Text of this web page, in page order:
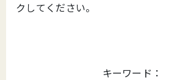
クしてください。
キーワード：